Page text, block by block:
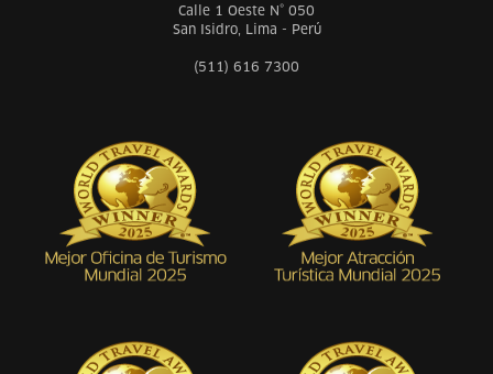
Calle 1 Oeste N° 050
San Isidro, Lima - Perú
(511) 616 7300